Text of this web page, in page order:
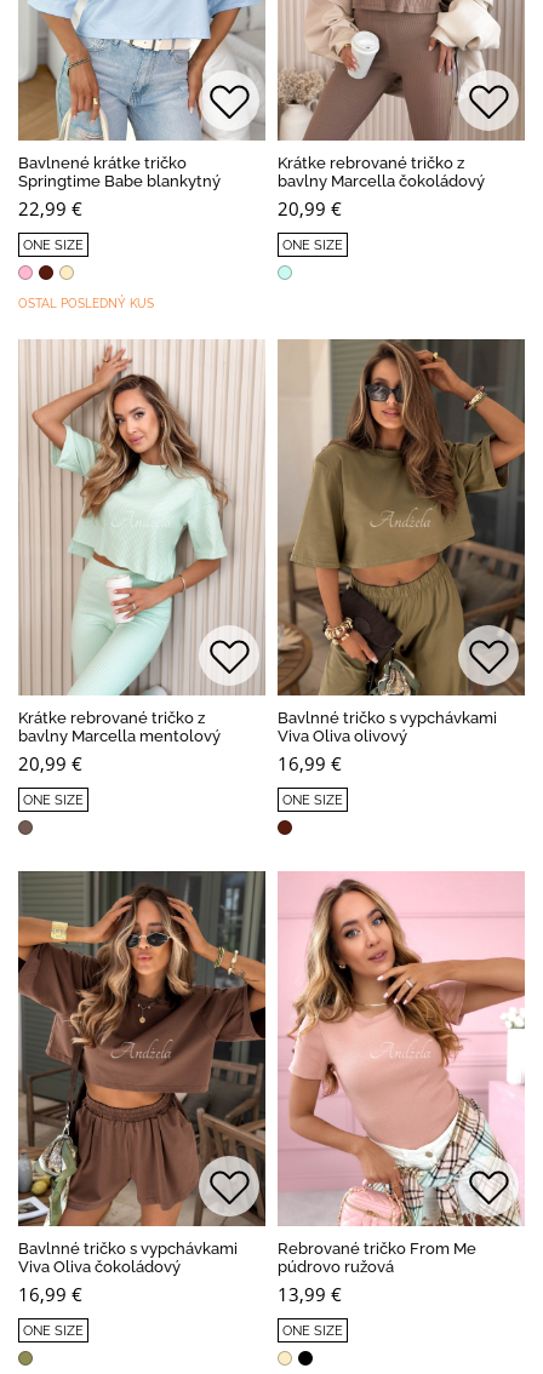
Bavlnené krátke tričko
Springtime Babe blankytný
22,99 €
ONE SIZE
OSTAL POSLEDNÝ KUS
Krátke rebrované tričko z
bavlny Marcella čokoládový
20,99 €
ONE SIZE
Krátke rebrované tričko z
bavlny Marcella mentolový
20,99 €
ONE SIZE
Bavlnné tričko s vypchávkami
Viva Oliva olivový
16,99 €
ONE SIZE
Bavlnné tričko s vypchávkami
Viva Oliva čokoládový
16,99 €
ONE SIZE
Rebrované tričko From Me
púdrovo ružová
13,99 €
ONE SIZE